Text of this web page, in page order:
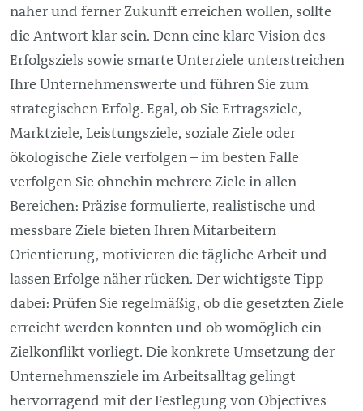
naher und ferner Zukunft erreichen wollen, sollte
die Antwort klar sein. Denn eine klare Vision des
Erfolgsziels sowie smarte Unterziele unterstreichen
Ihre Unternehmenswerte und führen Sie zum
strategischen Erfolg. Egal, ob Sie Ertragsziele,
Marktziele, Leistungsziele, soziale Ziele oder
ökologische Ziele verfolgen – im besten Falle
verfolgen Sie ohnehin mehrere Ziele in allen
Bereichen: Präzise formulierte, realistische und
messbare Ziele bieten Ihren Mitarbeitern
Orientierung, motivieren die tägliche Arbeit und
lassen Erfolge näher rücken. Der wichtigste Tipp
dabei: Prüfen Sie regelmäßig, ob die gesetzten Ziele
erreicht werden konnten und ob womöglich ein
Zielkonflikt vorliegt. Die konkrete Umsetzung der
Unternehmensziele im Arbeitsalltag gelingt
hervorragend mit der Festlegung von Objectives